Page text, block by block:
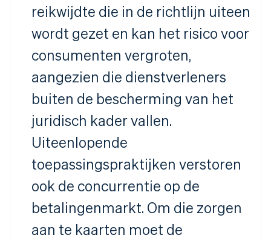
reikwijdte die in de richtlijn uiteen
wordt gezet en kan het risico voor
consumenten vergroten,
aangezien die dienstverleners
buiten de bescherming van het
juridisch kader vallen.
Uiteenlopende
toepassingspraktijken verstoren
ook de concurrentie op de
betalingenmarkt. Om die zorgen
aan te kaarten moet de